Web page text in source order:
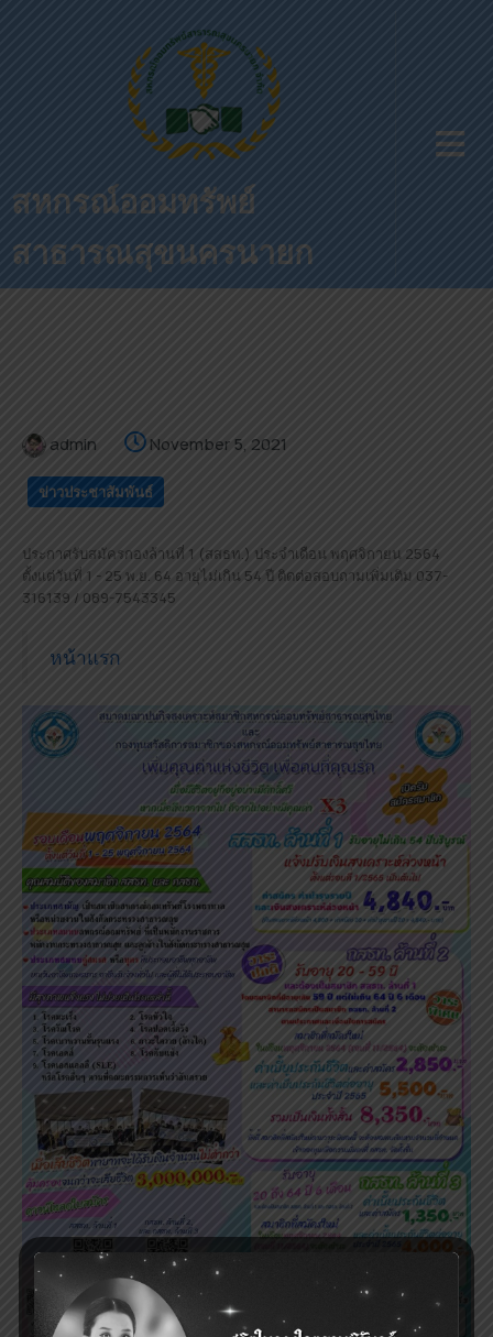
สหกรณ์ออมทรัพย์
สาธารณสุขนครนายก
admin November 5, 2021
ข่าวประชาสัมพันธ์
ประกาศรับสมัครกองล้านที่ 1 (สสธท.) ประจำเดือน พฤศจิกายน 2564
ตั้งแต่วันที่ 1 - 25 พ.ย. 64 อายุไม่เกิน 54 ปี ติดต่อสอบถามเพิ่มเติม 037-
316139 / 089-7543345
หน้าแรก